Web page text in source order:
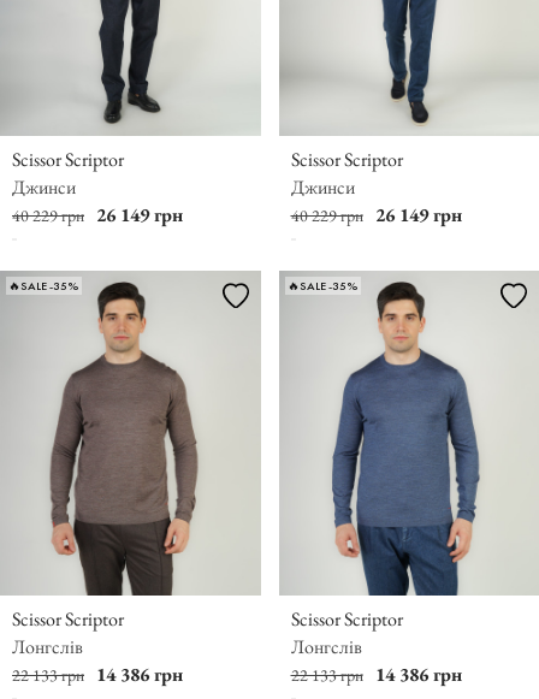
Scissor Scriptor
Джинси
40 229 грн 26 149 грн
Scissor Scriptor
Джинси
40 229 грн 26 149 грн
🔥SALE -35%
Scissor Scriptor
Лонгслів
22 133 грн 14 386 грн
🔥SALE -35%
Scissor Scriptor
Лонгслів
22 133 грн 14 386 грн